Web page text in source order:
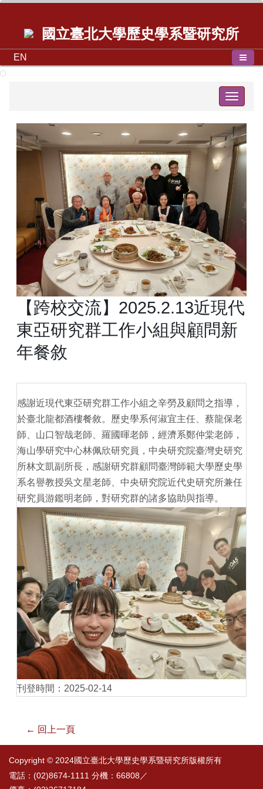
國立臺北大學歷史學系暨研究所
EN
Toggle
【跨校交流】2025.2.13近現代
東亞研究群工作小組與顧問新
年餐敘
感謝近現代東亞研究群工作小組之辛勞及顧問之指導，
於臺北龍都酒樓餐敘。歷史學系何淑宜主任、蔡龍保老
師、山口智哉老師、羅國暉老師，經濟系鄭仲棠老師，
海山學研究中心林佩欣研究員，中央研究院臺灣史研究
所林文凱副所長，感謝研究群顧問臺灣師範大學歷史學
系名譽教授吳文星老師、中央研究院近代史研究所兼任
研究員游鑑明老師，對研究群的諸多協助與指導。
刊登時間：2025-02-14
← 回上一頁
Copyright © 2024國立臺北大學歷史學系暨研究所版權所有
電話：(02)8674-1111 分機：66808／